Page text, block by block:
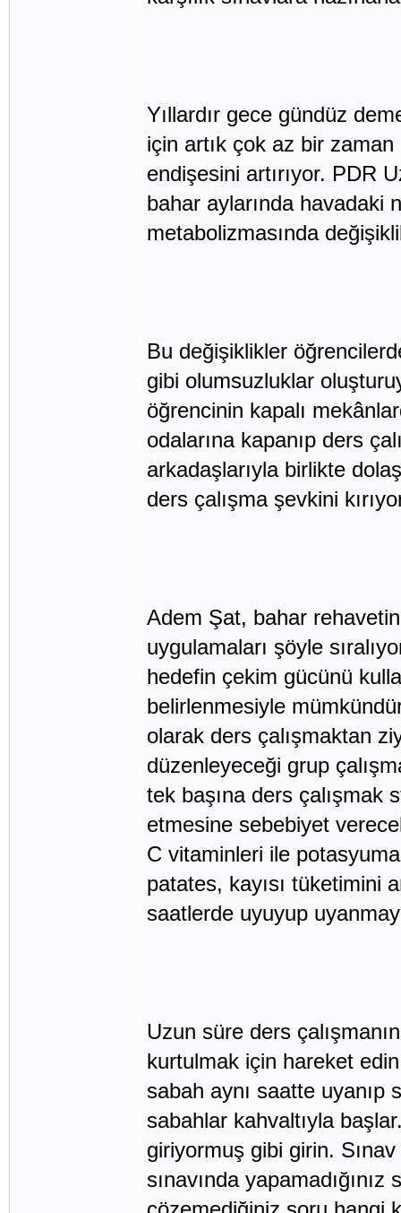
Yıllardır gece gündüz
için artık çok az bir
endişesini artırıyor. PDR
bahar aylarında havadaki
metabolizmasında
Bu değişiklikler
gibi olumsuzluklar
öğrencinin kapalı
odalarına kapanıp ders
arkadaşlarıyla birlikte
ders çalışma şevkini
Adem Şat, bahar
uygulamaları şöyle
hedefin çekim gücünü
belirlenmesiyle
olarak ders çalışmaktan
düzenleyeceği grup
tek başına ders çalışmak
etmesine sebebiyet
C vitaminleri ile
patates, kayısı tüketimini
saatlerde uyuyup
Uzun süre ders
kurtulmak için hareket
sabah aynı saatte uyanıp
sabahlar kahvaltıyla
giriyormuş gibi girin.
sınavında